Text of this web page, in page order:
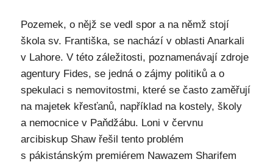
Pozemek, o nějž se vedl spor a na němž stojí
škola sv. Františka, se nachází v oblasti Anarkali
v Lahore. V této záležitosti, poznamenávají zdroje
agentury Fides, se jedná o zájmy politiků a o
spekulaci s nemovitostmi, které se často zaměřují
na majetek křesťanů, například na kostely, školy
a nemocnice v Paňdžábu. Loni v červnu
arcibiskup Shaw řešil tento problém
s pákistánským premiérem Nawazem Sharifem